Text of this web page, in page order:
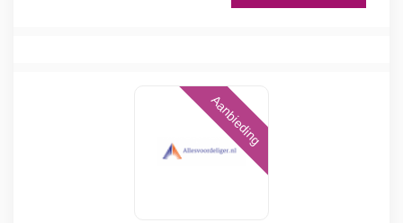
Aanbieding